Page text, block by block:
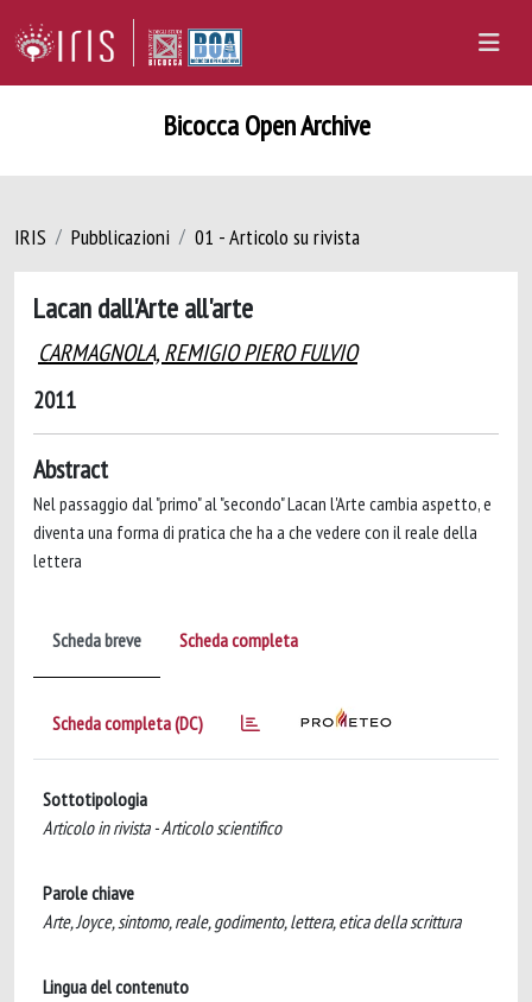
Bicocca Open Archive
IRIS Pubblicazioni 01 - Articolo su rivista
Lacan dall'Arte all'arte
CARMAGNOLA, REMIGIO PIERO FULVIO
2011
Abstract
Nel passaggio dal "primo" al "secondo" Lacan l'Arte cambia aspetto, e
diventa una forma di pratica che ha a che vedere con il reale della
lettera
Scheda breve Scheda completa
Scheda completa (DC)
Sottotipologia
Articolo in rivista - Articolo scientifico
Parole chiave
Arte, Joyce, sintomo, reale, godimento, lettera, etica della scrittura
Lingua del contenuto